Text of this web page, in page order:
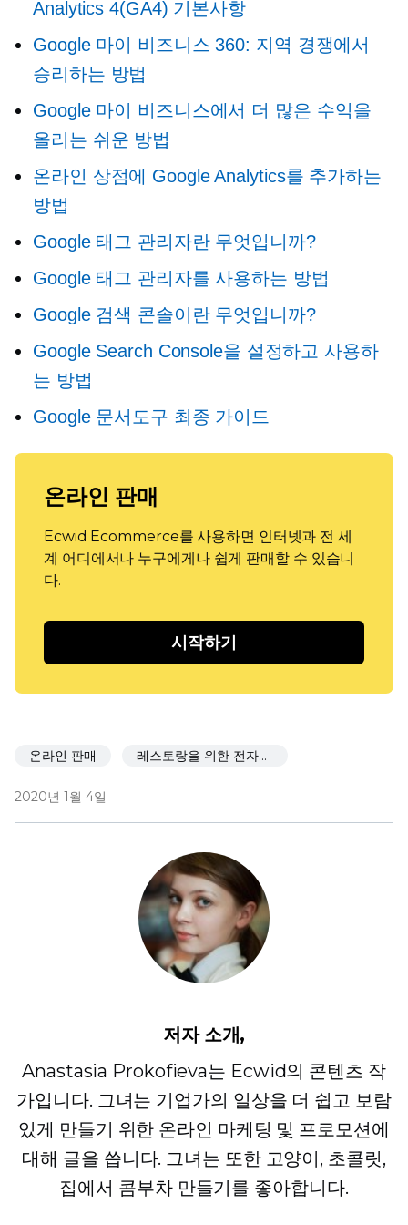
Analytics 4(GA4) 기본사항
Google 마이 비즈니스 360: 지역 경쟁에서
승리하는 방법
Google 마이 비즈니스에서 더 많은 수익을
올리는 쉬운 방법
온라인 상점에 Google Analytics를 추가하는
방법
Google 태그 관리자란 무엇입니까?
Google 태그 관리자를 사용하는 방법
Google 검색 콘솔이란 무엇입니까?
Google Search Console을 설정하고 사용하
는 방법
Google 문서도구 최종 가이드
온라인 판매
Ecwid Ecommerce를 사용하면 인터넷과 전 세
계 어디에서나 누구에게나 쉽게 판매할 수 있습니
다.
시작하기
온라인 판매 레스토랑을 위한 전자상거래
2020년 1월 4일
저자 소개,
Anastasia Prokofieva는 Ecwid의 콘텐츠 작
가입니다. 그녀는 기업가의 일상을 더 쉽고 보람
있게 만들기 위한 온라인 마케팅 및 프로모션에
대해 글을 씁니다. 그녀는 또한 고양이, 초콜릿,
집에서 콤부차 만들기를 좋아합니다.